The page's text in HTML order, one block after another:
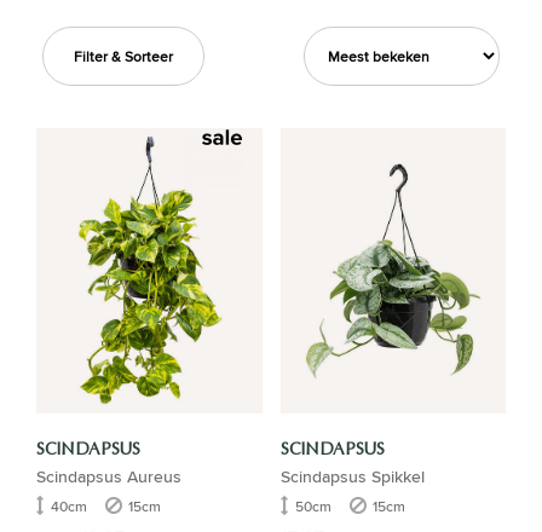
Filter & Sorteer
SCINDAPSUS
Scindapsus Aureus
40cm 15cm
SCINDAPSUS
Scindapsus Spikkel
50cm 15cm